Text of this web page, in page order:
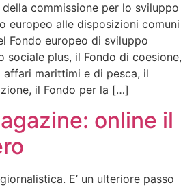
della commissione per lo sviluppo
europeo alle disposizioni comuni
Fondo europeo di sviluppo
sociale plus, il Fondo di coesione,
marittimi e di pesca, il
il Fondo per la […]
online il
E’ un ulteriore passo